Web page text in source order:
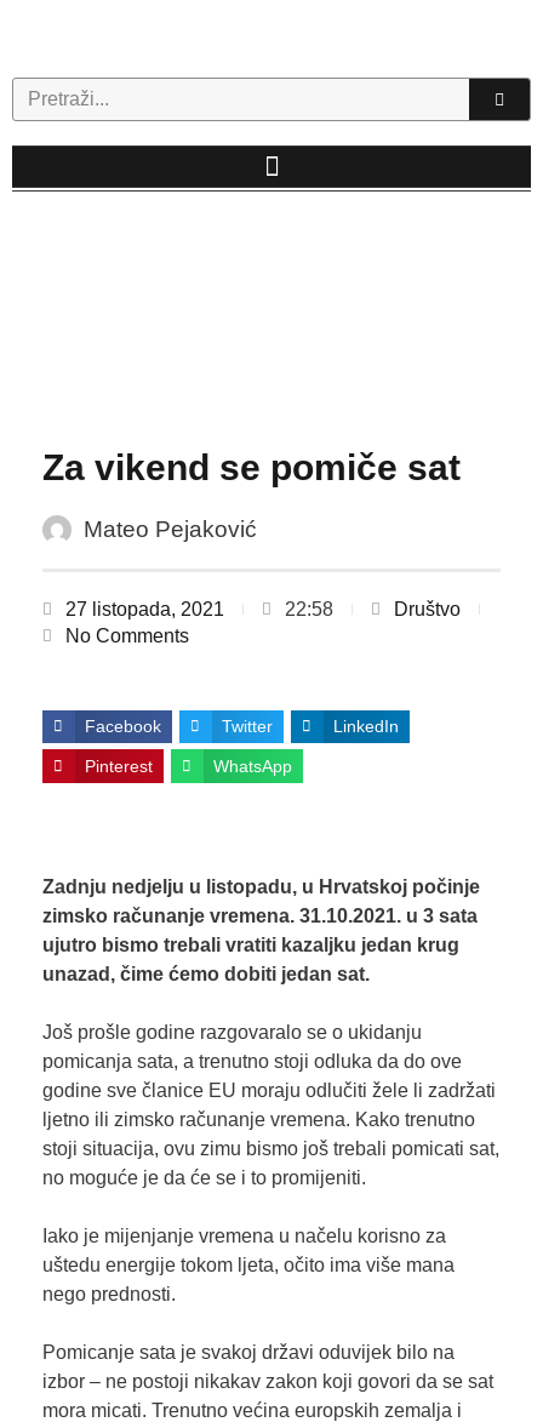
Search
Za vikend se pomiče sat
Mateo Pejaković
27 listopada, 2021 22:58
Društvo
No Comments
Facebook Twitter LinkedIn
Pinterest WhatsApp
Zadnju nedjelju u listopadu, u Hrvatskoj počinje
zimsko računanje vremena. 31.10.2021. u 3 sata
ujutro bismo trebali vratiti kazaljku jedan krug
unazad, čime ćemo dobiti jedan sat.
Još prošle godine razgovaralo se o ukidanju
pomicanja sata, a trenutno stoji odluka da do ove
godine sve članice EU moraju odlučiti žele li zadržati
ljetno ili zimsko računanje vremena. Kako trenutno
stoji situacija, ovu zimu bismo još trebali pomicati sat,
no moguće je da će se i to promijeniti.
Iako je mijenjanje vremena u načelu korisno za
uštedu energije tokom ljeta, očito ima više mana
nego prednosti.
Pomicanje sata je svakoj državi oduvijek bilo na
izbor – ne postoji nikakav zakon koji govori da se sat
mora micati. Trenutno većina europskih zemalja i